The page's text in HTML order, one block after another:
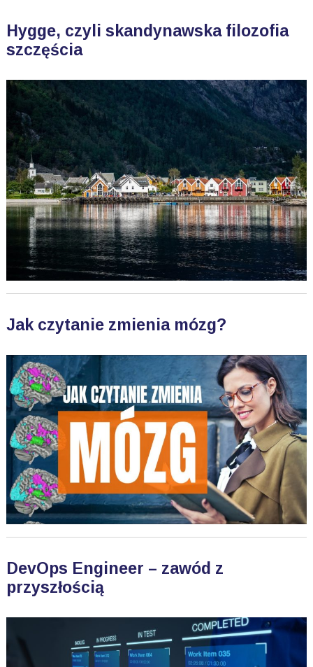
Hygge, czyli skandynawska filozofia
szczęścia
Jak czytanie zmienia mózg?
DevOps Engineer – zawód z
przyszłością